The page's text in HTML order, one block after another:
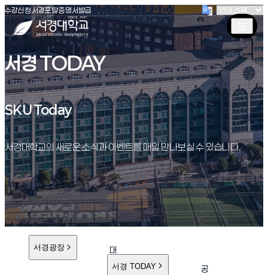
서경대학교
수강신청(새창 열림)
서경포탈(새창 열림)
증명서발급(새창 열림)
서경 TODAY
SKU Today
SKU Today
서경대학교의 새로운 소식과 이벤트를 매일 만나보실 수 있습니다.
서경광장
대
학
서경 TODAY
공